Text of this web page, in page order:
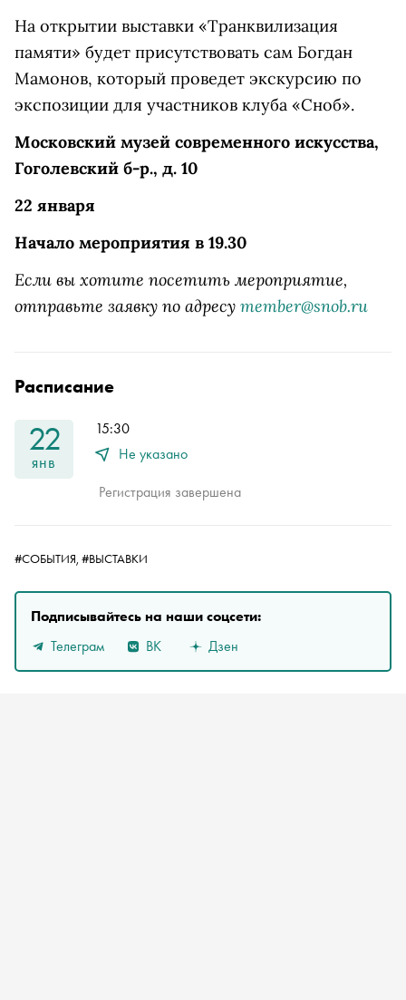
На открытии выставки «Транквилизация
памяти» будет присутствовать сам Богдан
Мамонов, который проведет экскурсию по
экспозиции для участников клуба «Сноб».
Московский музей современного искусства,
Гоголевский б-р., д. 10
22 января
Начало мероприятия в 19.30
Если вы хотите посетить мероприятие,
отправьте заявку по адресу member@snob.ru
Расписание
22
янв
15:30
Не указано
Регистрация завершена
#СОБЫТИЯ, #ВЫСТАВКИ
Подписывайтесь на наши соцсети:
Телеграм
ВК Дзен